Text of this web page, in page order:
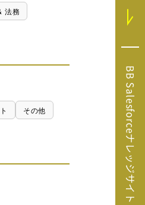
法務
その他 BB Salesforceナレッジサイト